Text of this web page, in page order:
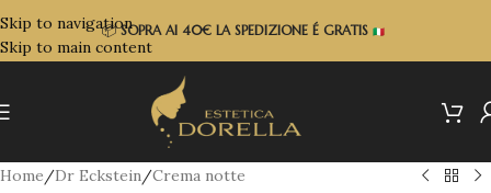
Skip to navigation
Skip to main content
📦 SOPRAAI 40€ LA SPEDIZIONE É GRATIS
Home/Dr Eckstein/Crema notte